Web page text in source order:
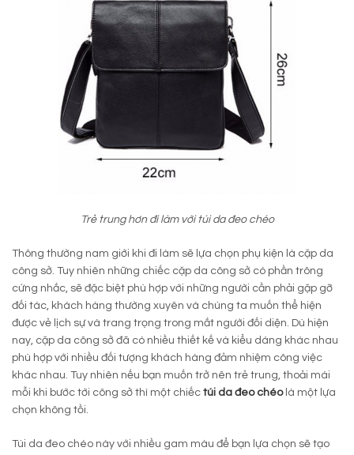
Trẻ trung hơn đi làm với túi da đeo chéo
Thông thường nam giới khi đi làm sẽ lựa chọn phụ kiện là cặp da
công sở. Tuy nhiên những chiếc cặp da công sở có phần trông
cứng nhắc, sẽ đặc biệt phù hợp với những người cần phải gặp gỡ
đối tác, khách hàng thường xuyên và chúng ta muốn thể hiện
được vẻ lịch sự và trang trọng trong mắt người đối diện. Dù hiện
nay, cặp da công sở đã có nhiều thiết kế và kiểu dáng khác nhau
phù hợp với nhiều đối tượng khách hàng đảm nhiệm công việc
khác nhau. Tuy nhiên nếu bạn muốn trở nên trẻ trung, thoải mái
mỗi khi bước tới công sở thì một chiếc túi da đeo chéolà một lựa
chọn không tồi.
Túi da đeo chéo này với nhiều gam màu để bạn lựa chọn sẽ tạo